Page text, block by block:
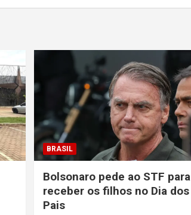
BRASIL
Bolsonaro pede ao STF para
receber os filhos no Dia dos
Pais